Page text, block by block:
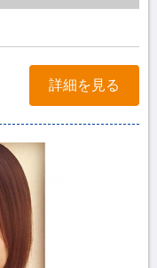
詳細を見る